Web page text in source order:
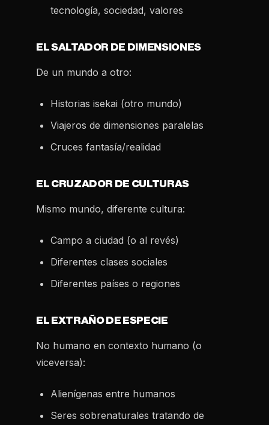
tecnología, sociedad, valores
EL SALTADOR DE DIMENSIONES
De un mundo a otro:
Historias isekai (otro mundo)
Viajeros de dimensiones paralelas
Cruces fantasía/realidad
EL CRUZADOR DE CULTURAS
Mismo mundo, diferente cultura:
Campo a ciudad (o al revés)
Diferentes clases sociales
Diferentes países o regiones
EL EXTRAÑO DE ESPECIE
No humano en contexto humano (o
viceversa):
Alienígenas entre humanos
Seres sobrenaturales tratando de